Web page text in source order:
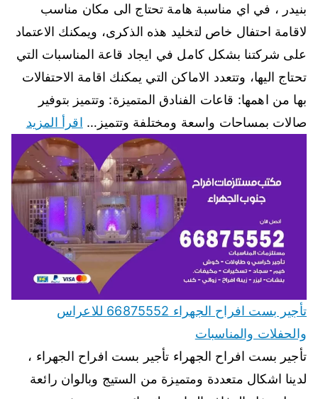
بنيدر ، في اي مناسبة هامة تحتاج الى مكان مناسب
لاقامة احتفال خاص لتخليد هذه الذكرى، ويمكنك الاعتماد
على شركتنا بشكل كامل في ايجاد قاعة المناسبات التي
تحتاج اليها، وتتعدد الاماكن التي يمكنك اقامة الاحتفالات
بها من اهمها: قاعات الفنادق المتميزة: وتتميز بتوفير
صالات بمساحات واسعة ومختلفة وتتميز… اقرأ المزيد
تأجير بست افراح الجهراء 66875552 للاعراس
والحفلات والمناسبات
تأجير بست افراح الجهراء تأجير بست افراح الجهراء ،
لدينا اشكال متعددة ومتميزة من الستيج وبالوان رائعة